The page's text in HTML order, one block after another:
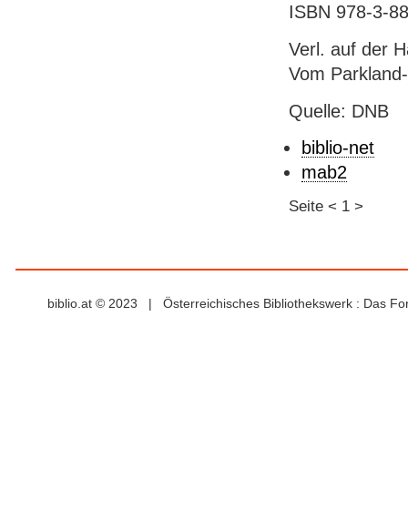
ISBN 978-3-
Verl. auf der
Vom
Quelle: DNB
biblio-net
mab2
Seite < 1 >
biblio.at © 2023 | Österreichisches Bibliothekswerk : Das